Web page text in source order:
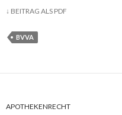
↓ BEITRAG ALS PDF
BVVA
APOTHEKENRECHT